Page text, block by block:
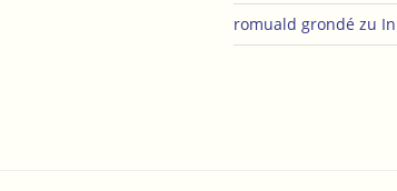
romuald grondé zu